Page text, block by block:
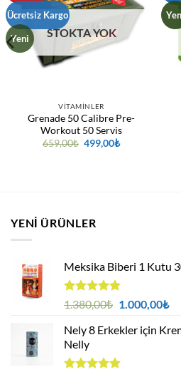
Ücretsiz Kargo
Yeni STOKTA YOK
VITAMINLER
Grenade 50 Calibre Pre-
Workout 50 Servis
659,00₺ Orijinal
fiyat:
499,00₺Şu
YENI ÜRÜNLER
Meksika Biberi 1 Kutu
5 üzerinden
oy
aldı
1.380,00₺ Orijinal
1.380,00₺.
1.000,00₺Şu
Nely 8 Erkekler için
Nelly